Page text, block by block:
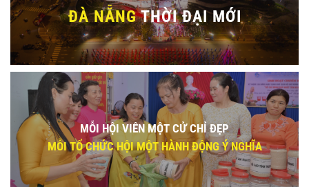
ĐÀ NẴNGTHỜI ĐẠI MỚI
MỖI HỘI VIÊN MỘT CỬ CHỈ ĐẸP
MỖI TỔ CHỨC HỘI MỘT HÀNH ĐỘNG Ý NGHĨA